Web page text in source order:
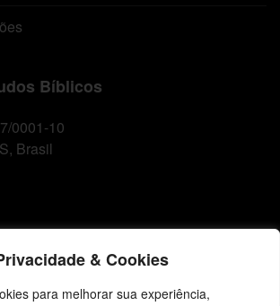
& Cookies
para melhorar sua experiência,
Bíblicos
0001-10
Brasil